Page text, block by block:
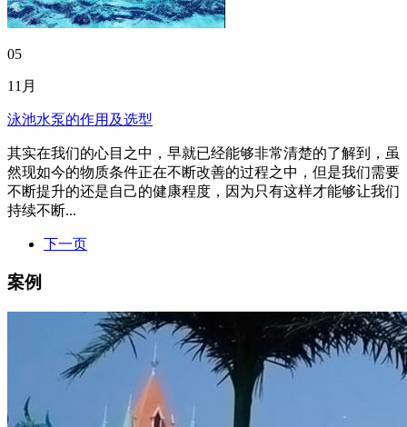
05
11月
泳池水泵的作用及选型
其实在我们的心目之中，早就已经能够非常清楚的了解到，虽
然现如今的物质条件正在不断改善的过程之中，但是我们需要
不断提升的还是自己的健康程度，因为只有这样才能够让我们
持续不断...
下一页
案例